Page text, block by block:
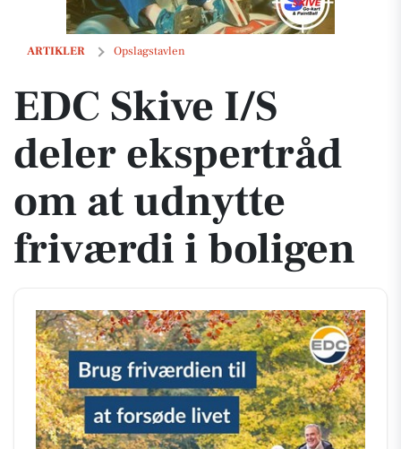
ARTIKLER Opslagstavlen
EDC Skive I/S deler ekspertråd om at udnytte friværdi i boligen
EDC Skive I/S
deler ekspertråd
om at udnytte
friværdi i boligen